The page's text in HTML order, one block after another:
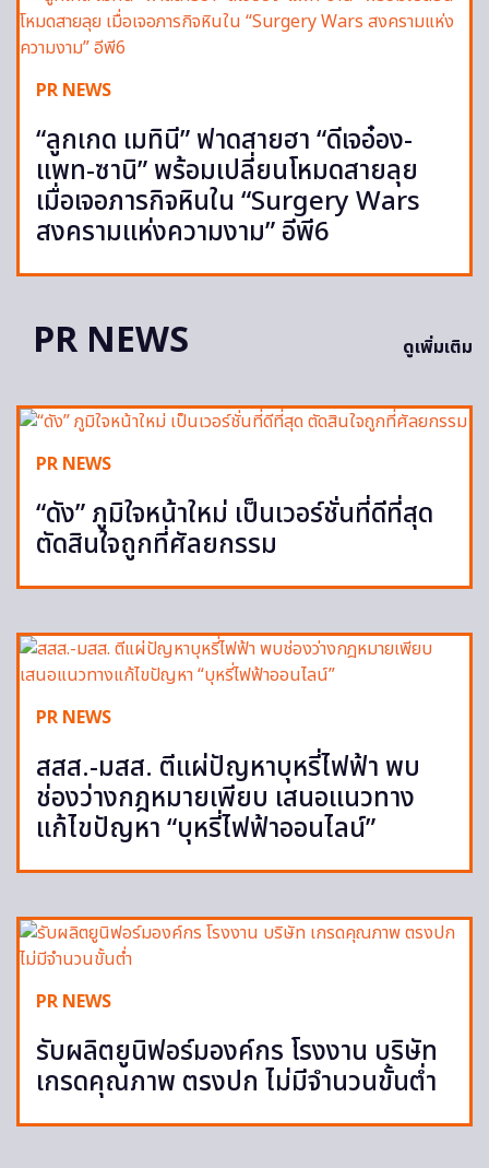
PR NEWS
“ลูกเกด เมทินี” ฟาดสายฮา “ดีเจอ๋อง-
แพท-ซานิ” พร้อมเปลี่ยนโหมดสายลุย
เมื่อเจอภารกิจหินใน “Surgery Wars
สงครามแห่งความงาม” อีพี6
PR NEWS ดูเพิ่มเติม
PR NEWS
“ดัง” ภูมิใจหน้าใหม่ เป็นเวอร์ชั่นที่ดีที่สุด
ตัดสินใจถูกที่ศัลยกรรม
PR NEWS
สสส.-มสส. ตีแผ่ปัญหาบุหรี่ไฟฟ้า พบ
ช่องว่างกฎหมายเพียบ เสนอแนวทาง
แก้ไขปัญหา “บุหรี่ไฟฟ้าออนไลน์”
PR NEWS
รับผลิตยูนิฟอร์มองค์กร โรงงาน บริษัท
เกรดคุณภาพ ตรงปก ไม่มีจำนวนขั้นต่ำ